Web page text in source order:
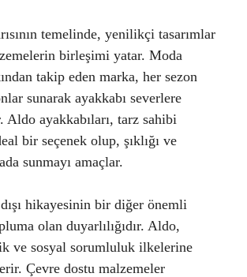
temelinde, yenilikçi tasarımlar
birleşimi yatar. Moda
takip eden marka, her sezon
sunarak ayakkabı severlere
ayakkabıları, tarz sahibi
bir seçenek olup, şıklığı ve
sunmayı amaçlar.
hikayesinin bir diğer önemli
olan duyarlılığıdır. Aldo,
ve sosyal sorumluluk ilkelerine
Çevre dostu malzemeler